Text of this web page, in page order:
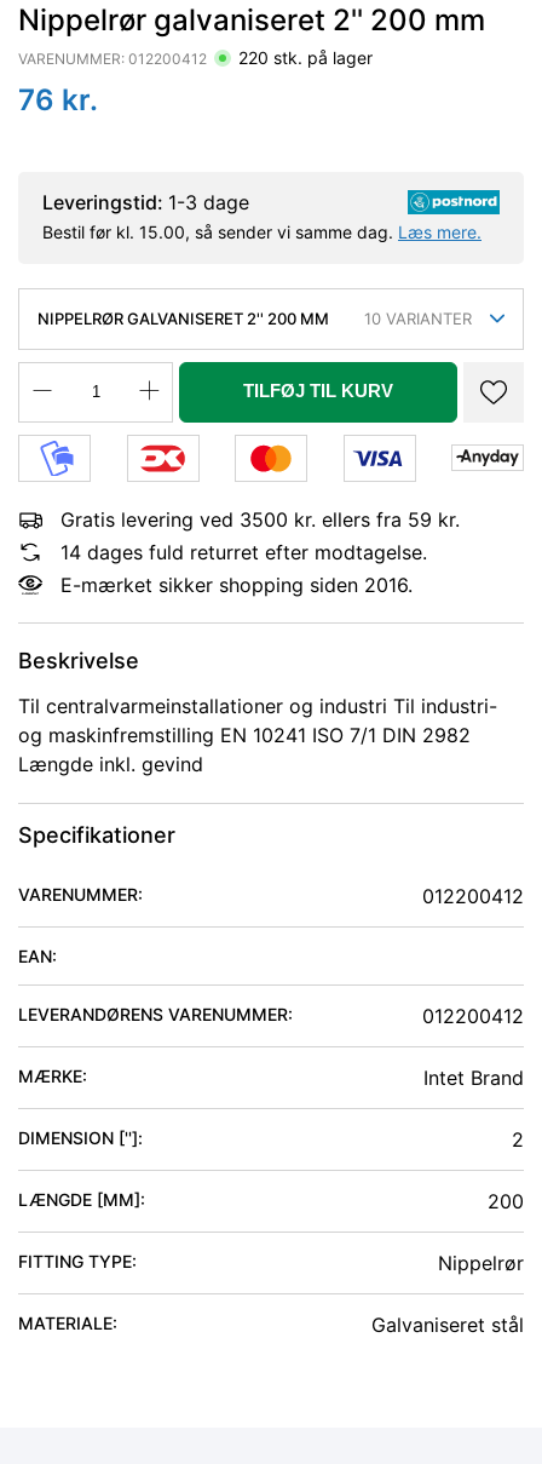
Nippelrør galvaniseret 2'' 200 mm
VARENUMMER: 012200412 220 stk. på lager
76 kr.
Leveringstid: 1-3 dage
Bestil før kl. 15.00, så sender vi samme dag. Læs mere.
NIPPELRØR GALVANISERET 2'' 200 MM 10 VARIANTER
TILFØJ TIL KURV
Gratis levering ved 3500 kr. ellers fra 59 kr.
14 dages fuld returret efter modtagelse.
E-mærket sikker shopping siden 2016.
Beskrivelse
Til centralvarmeinstallationer og industri Til industri-
og maskinfremstilling EN 10241 ISO 7/1 DIN 2982
Længde inkl. gevind
Specifikationer
VARENUMMER: 012200412
EAN:
LEVERANDØRENS VARENUMMER: 012200412
MÆRKE: Intet Brand
DIMENSION ['']: 2
LÆNGDE [MM]: 200
FITTING TYPE: Nippelrør
MATERIALE: Galvaniseret stål